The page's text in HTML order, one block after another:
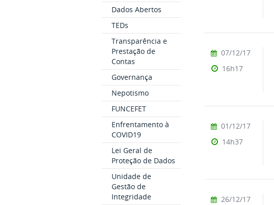
Dados Abertos
TEDs
Transparência e
Prestação de
Contas
Governança
Nepotismo
FUNCEFET
Enfrentamento à
COVID19
Lei Geral de
Proteção de Dados
Unidade de
Gestão de
Integridade
07/12/17
16h17
01/12/17
14h37
26/12/17